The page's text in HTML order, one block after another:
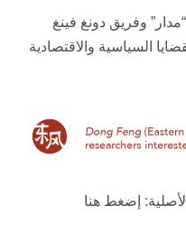
وفريق دونغ فينغ
السياسية والاقتصادية
إضغط هنا